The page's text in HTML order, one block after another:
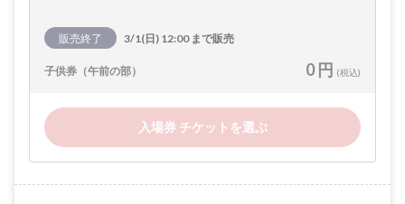
販売終了 3/1(日) 12:00 まで販売
子供券（午前の部） 0 円 (税込)
入場券 チケットを選ぶ